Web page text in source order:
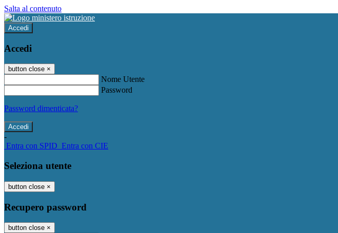
Salta al contenuto
Accedi
Accedi
button close ×
Nome Utente
Password
Password dimenticata?
-
Entra con SPID Entra con CIE
Seleziona utente
button close ×
Recupero password
button close ×